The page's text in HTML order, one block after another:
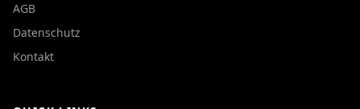
AGB
Datenschutz
Kontakt